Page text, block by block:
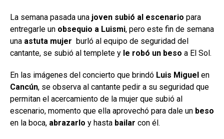
La semana pasada una joven subió al escenario para
entregarle un obsequio a Luismi, pero este fin de semana
una astuta mujer burló al equipo de seguridad del
cantante, se subió al templete y le robó un beso a El Sol.
En las imágenes del concierto que brindó Luis Miguel en
Cancún, se observa al cantante pedir a su seguridad que
permitan el acercamiento de la mujer que subió al
escenario, momento que ella aprovechó para dale un beso
en la boca, abrazarlo y hasta bailar con él.